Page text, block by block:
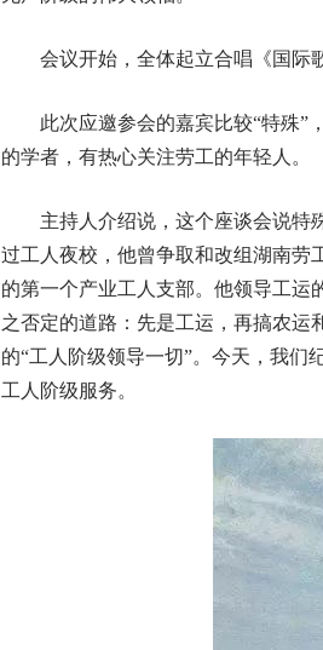
会议开始，全体起立合唱《国际
此次应邀参会的嘉宾比较“特殊”
的学者，有热心关注劳工的年轻人。
主持人介绍说，这个座谈会说特
过工人夜校，他曾争取和改组湖南劳
的第一个产业工人支部。他领导工运
之否定的道路：先是工运，再搞农运
的“工人阶级领导一切”。今天，我们
工人阶级服务。